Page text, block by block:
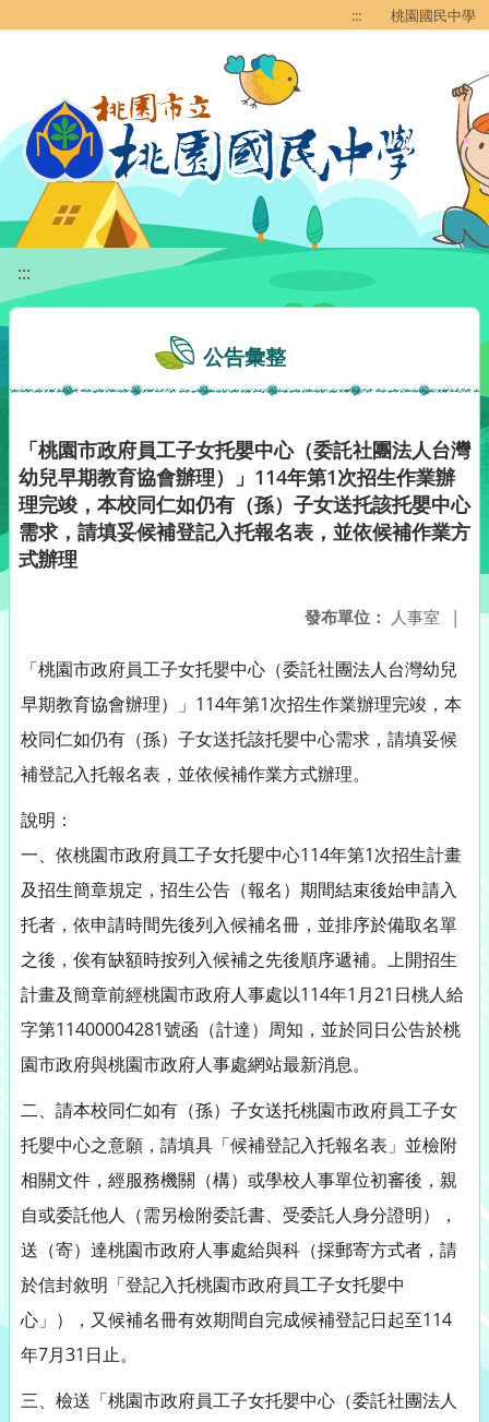
::: 桃園國民中學
:::
公告彙整
「桃園市政府員工子女托嬰中心（委託社團法人台灣
幼兒早期教育協會辦理）」114年第1次招生作業辦
理完竣，本校同仁如仍有（孫）子女送托該托嬰中心
需求，請填妥候補登記入托報名表，並依候補作業方
式辦理
發布單位： 人事室 |
「桃園市政府員工子女托嬰中心（委託社團法人台灣幼兒
早期教育協會辦理）」114年第1次招生作業辦理完竣，本
校同仁如仍有（孫）子女送托該托嬰中心需求，請填妥候
補登記入托報名表，並依候補作業方式辦理。
說明：
一、依桃園市政府員工子女托嬰中心114年第1次招生計畫
及招生簡章規定，招生公告（報名）期間結束後始申請入
托者，依申請時間先後列入候補名冊，並排序於備取名單
之後，俟有缺額時按列入候補之先後順序遞補。上開招生
計畫及簡章前經桃園市政府人事處以114年1月21日桃人給
字第11400004281號函（計達）周知，並於同日公告於桃
園市政府與桃園市政府人事處網站最新消息。
二、請本校同仁如有（孫）子女送托桃園市政府員工子女
托嬰中心之意願，請填具「候補登記入托報名表」並檢附
相關文件，經服務機關（構）或學校人事單位初審後，親
自或委託他人（需另檢附委託書、受委託人身分證明），
送（寄）達桃園市政府人事處給與科（採郵寄方式者，請
於信封敘明「登記入托桃園市政府員工子女托嬰中
心」），又候補名冊有效期間自完成候補登記日起至114
年7月31日止。
三、檢送「桃園市政府員工子女托嬰中心（委託社團法人